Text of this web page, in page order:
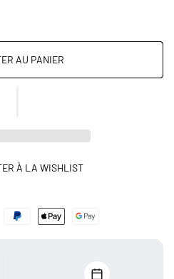
AU PANIER
À LA WISHLIST